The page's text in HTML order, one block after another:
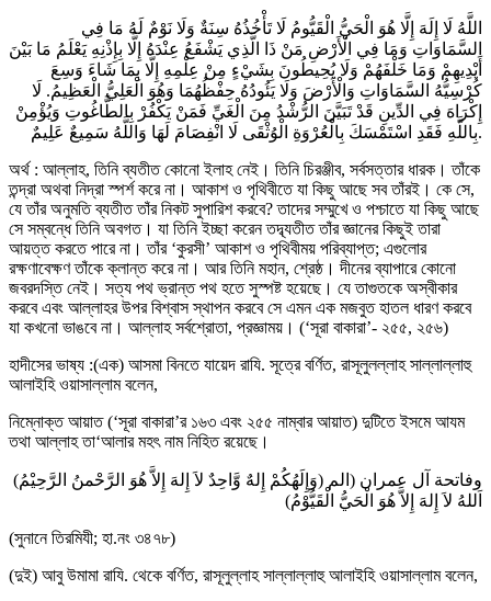
اللَّهُ لَا إِلَهَ إِلَّا هُوَ الْحَيُّ الْقَيُّومُ لَا تَأْخُذُهُ سِنَةٌ وَلَا نَوْمٌ لَهُ مَا فِي
السَّمَاوَاتِ وَمَا فِي الْأَرْضِ مَنْ ذَا الَّذِي يَشْفَعُ عِنْدَهُ إِلَّا بِإِذْنِهِ يَعْلَمُ مَا بَيْنَ
أَيْدِيهِمْ وَمَا خَلْفَهُمْ وَلَا يُحِيطُونَ بِشَيْءٍ مِنْ عِلْمِهِ إِلَّا بِمَا شَاءَ وَسِعَ
كُرْسِيُّهُ السَّمَاوَاتِ وَالْأَرْضَ وَلَا يَئُودُهُ حِفْظُهُمَا وَهُوَ الْعَلِيُّ الْعَظِيمُ. لَا
إِكْرَاهَ فِي الدِّينِ قَدْ تَبَيَّنَ الرُّشْدُ مِنَ الْغَيِّ فَمَنْ يَكْفُرْ بِالطَّاغُوتِ وَيُؤْمِنْ
بِاللَّهِ فَقَدِ اسْتَمْسَكَ بِالْعُرْوَةِ الْوُثْقَى لَا انْفِصَامَ لَهَا وَاللَّهُ سَمِيعٌ عَلِيمٌ.
অর্থ : আল্লাহ, তিনি ব্যতীত কোনো ইলাহ নেই। তিনি চিরঞ্জীব, সর্বসত্তার ধারক। তাঁকে
তন্দ্রা অথবা নিদ্রা স্পর্শ করে না। আকাশ ও পৃথিবীতে যা কিছু আছে সব তাঁরই। কে সে,
যে তাঁর অনুমতি ব্যতীত তাঁর নিকট সুপারিশ করবে? তাদের সম্মুখে ও পশ্চাতে যা কিছু আছে
সে সম্বন্ধে তিনি অবগত। যা তিনি ইচ্ছা করেন তদ্ব্যতীত তাঁর জ্ঞানের কিছুই তারা
আয়ত্ত করতে পারে না। তাঁর ‘কুরসী’ আকাশ ও পৃথিবীময় পরিব্যাপ্ত; এগুলোর
রক্ষণাবেক্ষণ তাঁকে ক্লান্ত করে না। আর তিনি মহান, শ্রেষ্ঠ। দীনের ব্যাপারে কোনো
জবরদস্তি নেই। সত্য পথ ভ্রান্ত পথ হতে সুস্পষ্ট হয়েছে। যে তাগুতকে অস্বীকার
করবে এবং আল্লাহর উপর বিশ্বাস স্থাপন করবে সে এমন এক মজবুত হাতল ধারণ করবে
যা কখনো ভাঙবে না। আল্লাহ সর্বশ্রোতা, প্রজ্ঞাময়। (‘সূরা বাকারা’- ২৫৫, ২৫৬)
হাদীসের ভাষ্য :(এক) আসমা বিনতে যায়েদ রাযি. সূত্রে বর্ণিত, রাসূলুলল্লাহ সাল্লাল্লাহু
আলাইহি ওয়াসাল্লাম বলেন,
নিম্নোক্ত আয়াত (‘সূরা বাকারা’র ১৬৩ এবং ২৫৫ নাম্বার আয়াত) দুটিতে ইসমে আযম
তথা আল্লাহ তা‘আলার মহৎ নাম নিহিত রয়েছে।
(وَإِلَهُكُمْ إِلهٌ وَّاحِدٌ لاَ إِلهَ إِلاَّ هُوَ الرَّحْمنُ الرَّحِيْمُ) وفاتحة آل عمران (الم
اَللهُ لاَ إِلهَ إِلاَّ هُوَ الْحَيُّ الْقَيُّوْمُ)
(সুনানে তিরমিযী; হা.নং ৩৪৭৮)
(দুই) আবু উমামা রাযি. থেকে বর্ণিত, রাসূলুল্লাহ সাল্লাল্লাহু আলাইহি ওয়াসাল্লাম বলেন,